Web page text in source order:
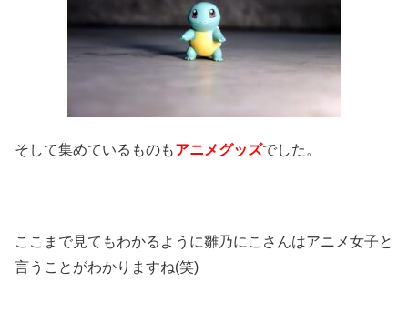
そして集めているものもアニメグッズでした。
ここまで見てもわかるように雛乃にこさんはアニメ女子と
言うことがわかりますね(笑)